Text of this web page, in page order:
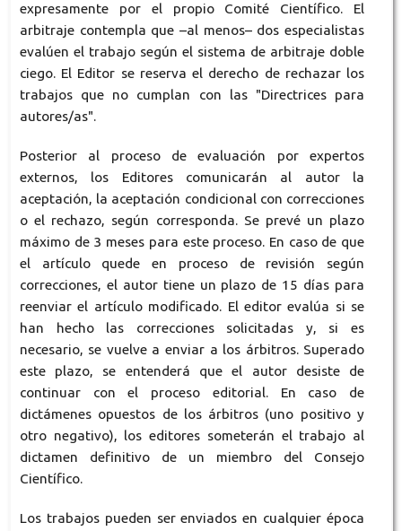
expresamente por el propio Comité Científico. El
arbitraje contempla que –al menos– dos especialistas
evalúen el trabajo según el sistema de arbitraje doble
ciego. El Editor se reserva el derecho de rechazar los
trabajos que no cumplan con las "Directrices para
autores/as".
Posterior al proceso de evaluación por expertos
externos, los Editores comunicarán al autor la
aceptación, la aceptación condicional con correcciones
o el rechazo, según corresponda. Se prevé un plazo
máximo de 3 meses para este proceso. En caso de que
el artículo quede en proceso de revisión según
correcciones, el autor tiene un plazo de 15 días para
reenviar el artículo modificado. El editor evalúa si se
han hecho las correcciones solicitadas y, si es
necesario, se vuelve a enviar a los árbitros. Superado
este plazo, se entenderá que el autor desiste de
continuar con el proceso editorial. En caso de
dictámenes opuestos de los árbitros (uno positivo y
otro negativo), los editores someterán el trabajo al
dictamen definitivo de un miembro del Consejo
Científico.
Los trabajos pueden ser enviados en cualquier época